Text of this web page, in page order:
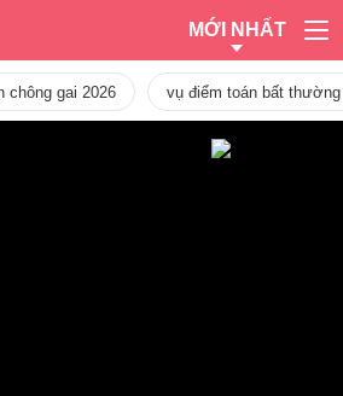
MỚI NHẤT
chông gai 2026 vụ điểm toán bất